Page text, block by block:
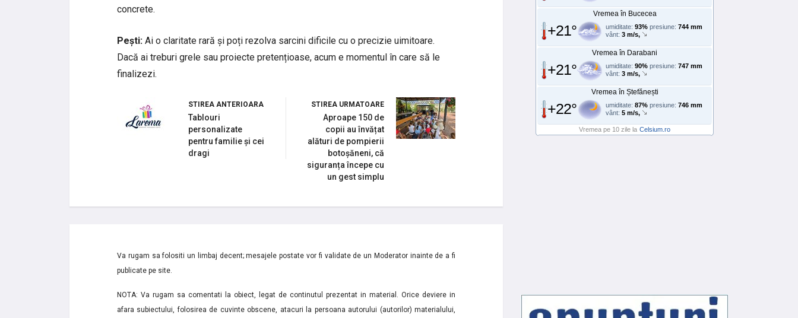
concrete.
Pești: Ai o claritate rară și poți rezolva sarcini dificile cu o precizie uimitoare.
Dacă ai treburi grele sau proiecte pretențioase, acum e momentul în care să le
finalizezi.
STIREA ANTERIOARA
Tablouri
personalizate
pentru familie și cei
dragi
STIREA URMATOARE
Aproape 150 de
copii au învățat
alături de pompierii
botoșăneni, că
siguranța începe cu
un gest simplu
Va rugam sa folositi un limbaj decent; mesajele postate vor fi validate de un Moderator inainte de a fi
publicate pe site.
NOTA: Va rugam sa comentati la obiect, legat de continutul prezentat in material. Orice deviere in
afara subiectului, folosirea de cuvinte obscene, atacuri la persoana autorului (autorilor) materialului,
Vremea în Bucecea
+21° umiditate: 93% presiune: 744 mm
vânt: 3 m/s,
Vremea în Darabani
+21° umiditate: 90% presiune: 747 mm
vânt: 3 m/s,
Vremea în Ștefănești
+22° umiditate: 87% presiune: 746 mm
vânt: 5 m/s,
Vremea pe 10 zile la Celsium.ro